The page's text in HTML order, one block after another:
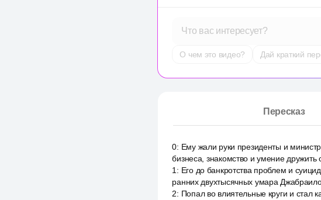
Что вас интересует?
О чем это видео? Дай краткий
Пересказ
0: Ему жали руки президенты и
бизнеса, знакомство и умение
1 : Его до банкротства проблем и
ранних двухтысячных умара
2: Попал во влиятельные круги и стал